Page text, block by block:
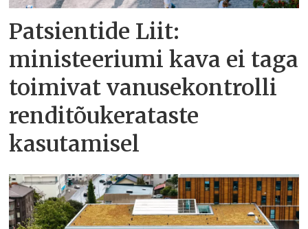
Patsientide Liit:
ministeeriumi kava ei taga
toimivat vanusekontrolli
renditõukerataste
kasutamisel